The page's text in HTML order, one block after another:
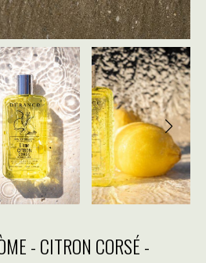
- CITRON CORSÉ -